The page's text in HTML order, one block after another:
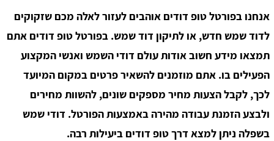
אנחנו בפורטל טופ דודים אוהבים לעזור לאלה מכם שזקוקים
לדוד שמש חדש, או לתיקון דוד שמש. בפורטל טופ דודים אתם
תמצאו מידע חשוב אודות עולם דודי השמש ואנשי המקצוע
הפעילים בו. אתם מוזמנים להשאיר פרטים במקום המיועד
לכך, לקבל הצעות מחיר מספקים שונים, להשוות מחירים
ולבצע הזמנת עבודה מהירה באמצעות הפורטל. דודי שמש
בשפלה ניתן למצא דרך טופ דודים ביעילות רבה.